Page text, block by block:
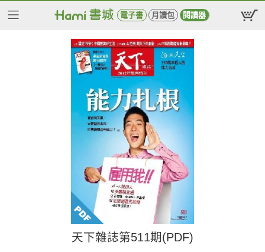
電子書 月讀包 閱讀器
天下雜誌第511期(PDF)